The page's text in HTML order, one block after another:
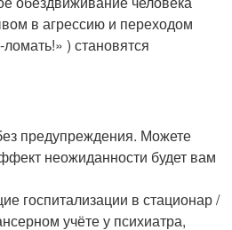
в агрессию и переходом
) становятся
предупреждения. Можете
неожиданности будет вам
госпитализации в стационар /
учёте у психиатра,